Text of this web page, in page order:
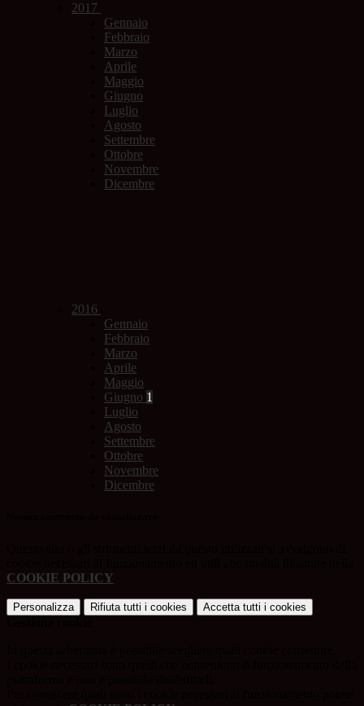
2017
Gennaio
Febbraio
Marzo
Aprile
Maggio
Giugno
Luglio
Agosto
Settembre
Ottobre
Novembre
Dicembre
2016
Gennaio
Febbraio
Marzo
Aprile
Maggio
Giugno 1
Luglio
Agosto
Settembre
Ottobre
Novembre
Dicembre
COOKIE POLICY
Personalizza Rifiuta tutti i cookies Accetta tutti i cookies